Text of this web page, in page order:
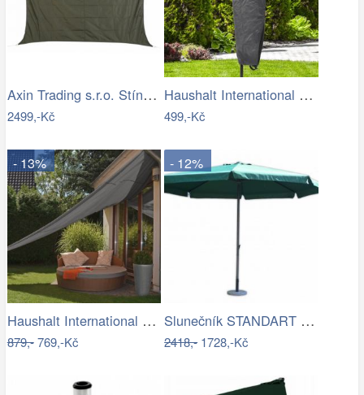
Axin Trading s.r.o. Stínící plachta…
2499,-Kč
Haushalt International Ochranný obal na…
499,-Kč
- 13%
Haushalt International Stínící…
879,-769,-Kč
- 12%
Slunečník STANDART 4m ROJAPLAST
2418,-1728,-Kč